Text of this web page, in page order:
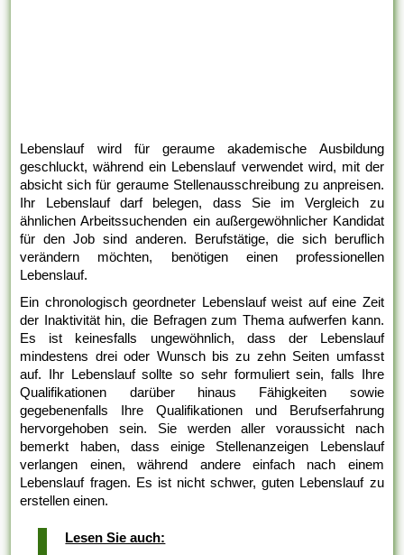
Lebenslauf wird für geraume akademische Ausbildung
geschluckt, während ein Lebenslauf verwendet wird, mit der
absicht sich für geraume Stellenausschreibung zu anpreisen.
Ihr Lebenslauf darf belegen, dass Sie im Vergleich zu
ähnlichen Arbeitssuchenden ein außergewöhnlicher Kandidat
für den Job sind anderen. Berufstätige, die sich beruflich
verändern möchten, benötigen einen professionellen
Lebenslauf.
Ein chronologisch geordneter Lebenslauf weist auf eine Zeit
der Inaktivität hin, die Befragen zum Thema aufwerfen kann.
Es ist keinesfalls ungewöhnlich, dass der Lebenslauf
mindestens drei oder Wunsch bis zu zehn Seiten umfasst
auf. Ihr Lebenslauf sollte so sehr formuliert sein, falls Ihre
Qualifikationen darüber hinaus Fähigkeiten sowie
gegebenenfalls Ihre Qualifikationen und Berufserfahrung
hervorgehoben sein. Sie werden aller voraussicht nach
bemerkt haben, dass einige Stellenanzeigen Lebenslauf
verlangen einen, während andere einfach nach einem
Lebenslauf fragen. Es ist nicht schwer, guten Lebenslauf zu
erstellen einen.
Lesen Sie auch: